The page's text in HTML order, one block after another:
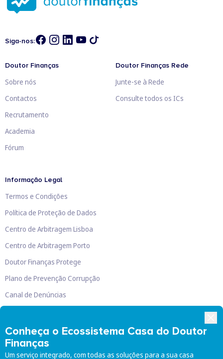
Conheça o Ecossistema Casa do Doutor
Finanças
Um serviço integrado, com todas as soluções para a sua casa
Siga-nos:
Doutor Finanças
Sobre nós
Contactos
Recrutamento
Academia
Fórum
Doutor Finanças Rede
Junte-se à Rede
Consulte todos os ICs
Informação Legal
Termos e Condições
Política de Proteção de Dados
Centro de Arbitragem Lisboa
Centro de Arbitragem Porto
Doutor Finanças Protege
Plano de Prevenção Corrupção
Canal de Denúncias